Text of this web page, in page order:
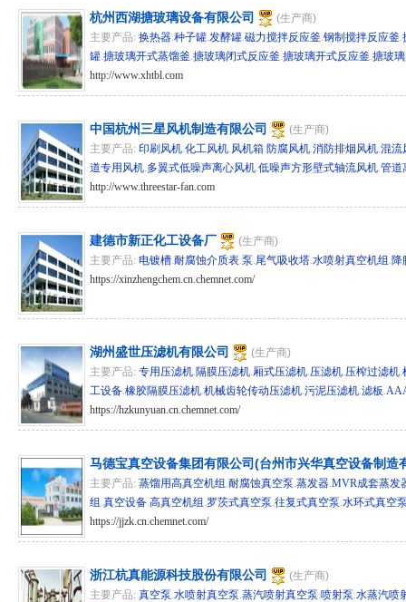
杭州西湖搪玻璃设备有限公司
(生产商)
主要产品: 换热器.种子罐.发酵罐.磁力搅拌反应釜.钢制搅拌反应釜.
罐.搪玻璃开式蒸馏釜.搪玻璃闭式反应釜.搪玻璃开式反应釜.搪玻
http://www.xhtbl.com
中国杭州三星风机制造有限公司
(生产商)
主要产品: 印刷风机.化工风机.风机箱.防腐风机.消防排烟风机.混流
道专用风机.多翼式低噪声离心风机.低噪声方形壁式轴流风机.管道
http://www.threestar-fan.com
建德市新正化工设备厂
(生产商)
主要产品: 电镀槽.耐腐蚀介质表.泵.尾气吸收塔.水喷射真空机组 .降
https://xinzhengchem.cn.chemnet.com/
湖州盛世压滤机有限公司
(生产商)
主要产品: 专用压滤机.隔膜压滤机.厢式压滤机.压滤机.压榨过滤机.
工设备.橡胶隔膜压滤机.机械齿轮传动压滤机.污泥压滤机.滤板.
https://hzkunyuan.cn.chemnet.com/
马德宝真空设备集团有限公司(台州市兴华真空设备制造
主要产品: 蒸馏用高真空机组 .耐腐蚀真空泵.蒸发器.MVR成套蒸发
组 .真空设备.高真空机组 .罗茨式真空泵.往复式真空泵.水环式真空
https://jjzk.cn.chemnet.com/
浙江杭真能源科技股份有限公司
(生产商)
主要产品: 真空泵.水喷射真空泵.蒸汽喷射真空泵.喷射泵.水蒸汽喷